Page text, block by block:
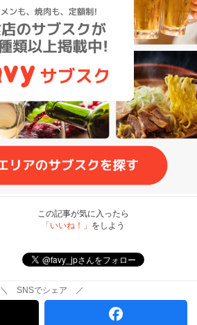
この記事が気に入ったら
「いいね！」 をしよう
＼ SNSでシェア ／